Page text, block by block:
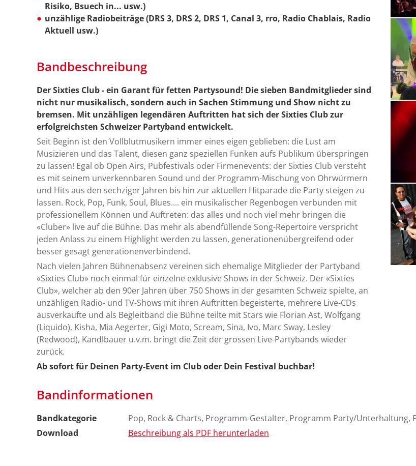
Risiko, Bsuech in... usw.)
unzählige Radiobeiträge (DRS 3, DRS 2, DRS 1, Canal 3, rro, Radio Chablais, Radio
Aktuell usw.)
Bandbeschreibung
Der Sixties Club - ein Garant für fetten Partysound! Die sieben Bandmitglieder sind
nicht nur musikalisch, sondern auch in Sachen Stimmung und Show nicht zu
bremsen. Mit unzähligen legendären Auftritten hat sich der Sixties Club zur
erfolgreichsten Schweizer Partyband entwickelt.
Seit Beginn ist den Vollblutmusikern immer eines eigen geblieben: die Lust am
Musizieren und das Talent, diesen ganz speziellen Funken aufs Publikum überspringen
zu lassen! Egal ob Open Airs, Pubfestivals oder Firmenevents: der Sixties Club versteht
es mit seinem unverkennbaren Sound und der Programm-Mischung von Ohrwürmern
und Hits aus den sechziger Jahren bis hin zur aktuellen Hitparade die Party steigen zu
lassen. Rock, Pop, Funk, Soul, Blues.... ein musikalischer Regenbogen verbunden mit
professionellem Können und Auftreten: das alles und noch viel mehr bringen die
«Cluber» live auf die Bühne. Das mehr als abendfüllende Song-Repertoire verspricht
jeden Anlass zu einem Highlight werden zu lassen, generationenübergreifend oder
besser gesagt generationenverbindend.
Nach vielen Jahren Bühnenabsenz vereinen sich ehemalige Mitglieder der Partyband
«Sixties Club» noch einmal für einzelne exklusive Shows in der Schweiz. Der «Sixties
Club», welcher ab den 90er Jahren über 750 Shows in der gesamten Schweiz spielte, an
unzähligen Radio- und TV-Shows mit ihren Auftritten begeisterte, mehrere Live-CDs
ausverkaufte und als Begleitband die Bühne teilte mit Stars wie Florian Ast, Wolfgang
(Liquido), Kisha, Mia Aegerter, Gigi Moto, Scream, Sina, Ivo, Marc Sway, Lesley
(Redwood), Kandlbauer u.v.m. bringt die Zeit der grossen Live-Partybands wieder
zurück.
Ab sofort für Deinen Party-Event im Club oder Dein Festival buchbar!
Bandinformationen
Bandkategorie
Pop, Rock & Charts, Programm-Gestalter, Programm Party/Unterhaltung,
Download
Beschreibung als PDF herunterladen